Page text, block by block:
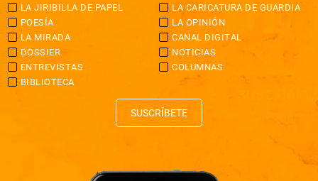
LA JIRIBILLA DE PAPEL
LA CARICATURA DE GUARDIA
POESÍA
LA OPINIÓN
LA MIRADA
CANAL DIGITAL
DOSSIER
NOTICIAS
ENTREVISTAS
COLUMNAS
BIBLIOTECA
SUSCRÍBETE